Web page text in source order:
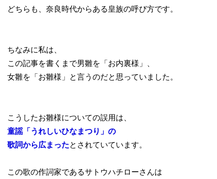
どちらも、奈良時代からある皇族の呼び方です。
ちなみに私は、
この記事を書くまで男雛を「お内裏様」、
女雛を「お雛様」と言うのだと思っていました。
こうしたお雛様についての誤用は、
童謡「うれしいひなまつり」の
歌詞から広まったとされていています。
この歌の作詞家であるサトウハチローさんは